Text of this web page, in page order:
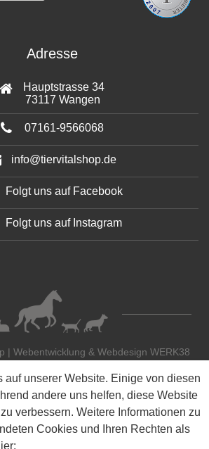
Adresse
Hauptstrasse 34
73117 Wangen
07161-9566068
info@tiervitalshop.de
Folgt uns auf Facebook
Folgt uns auf Instagram
| Webentwicklung & Webdesign WERK38
auf unserer Website. Einige von diesen
andere uns helfen, diese Website
verbessern. Weitere Informationen zu
Cookies und Ihren Rechten als